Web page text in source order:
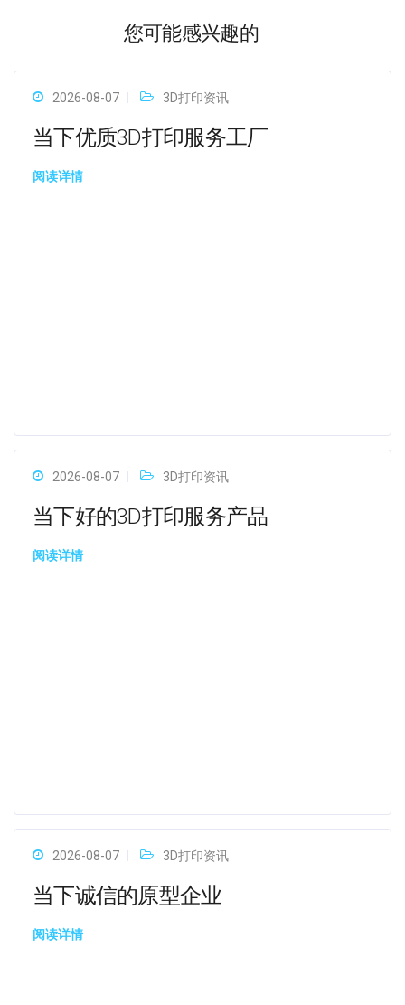
您可能感兴趣的
2026-08-07 3D打印资讯
当下优质3D打印服务工厂
阅读详情
2026-08-07 3D打印资讯
当下好的3D打印服务产品
阅读详情
2026-08-07 3D打印资讯
当下诚信的原型企业
阅读详情